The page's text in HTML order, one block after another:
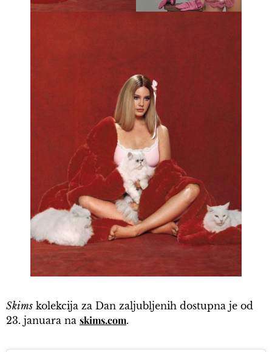
Skims kolekcija za Dan zaljubljenih dostupna je od
23. januara na skims.com.